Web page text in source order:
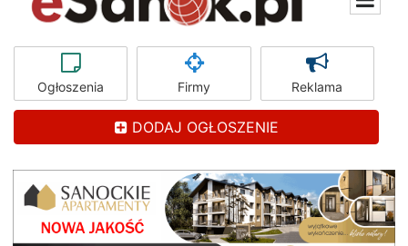
Ogłoszenia Firmy Reklama
DODAJ OGŁOSZENIE